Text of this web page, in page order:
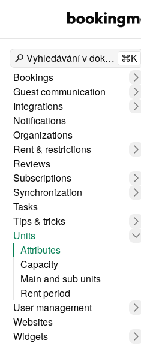
Vyhledávání v dokumentech
⌘K
Bookings
Guest communication
Integrations
Notifications
Organizations
Rent & restrictions
Reviews
Subscriptions
Synchronization
Tasks
Tips & tricks
Units
Attributes
Capacity
Main and sub units
Rent period
User management
Websites
Widgets